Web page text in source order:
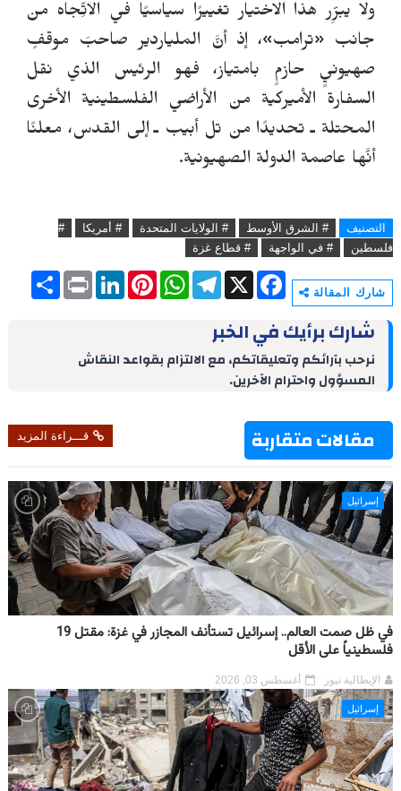
ولا يبرِّر هذا الاختيار تغييرًا سياسيًا في الاتِّجاه من
جانب«ترامب»، إذ أنَّ الملياردير صاحبَ موقفٍ
صهيونيٍ حازمٍ بامتياز، فهو الرئيس الذي نقل
السفارة الأميركية من الأراضي الفلسطينية الأخرى
المحتلة ـ تحديدًا من تل أبيب ـ إلى القدس، معلنًا
أنَّها عاصمة الدولة الصهيونية.
التصنيف # الشرق الأوسط # الولايات المتحدة # أمريكا
#
فلسطين
# في الواجهة # قطاع غزة
شارك المقالة
S
h
P
r
L
I
P
e
W
h
p
T
e
g
a
X
F
a
b
o
k
شارك برأيك في الخبر
نرحب بآرائكم وتعليقاتكم، مع الالتزام بقواعد النقاش
المسؤول واحترام الآخرين.
مقالات متقاربة قـــراءة المزيد
إسرائيل
في ظل صمت العالم.. إسرائيل تستأنف المجازر في غزة: مقتل 19
فلسطينياً على الأقل
الإيطالية نيوز أغسطس 03, 2026
إسرائيل